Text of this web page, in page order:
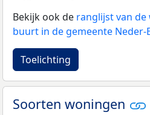
Bekijk ook de ranglijst van
buurt in de gemeente Neder-
Toelichting
Soorten woningen